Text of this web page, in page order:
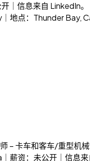
信息来自 LinkedIn。
地点：Thunder Bay,
– 卡车和客车/重型机
薪资：未公开｜信息